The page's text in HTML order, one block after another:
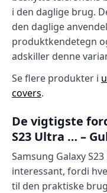
i den daglige brug.
den daglige
produktkendetegn
adskiller denne
Se flere produkter i
covers.
De vigtigste
S23 Ultra … –
Samsung Galaxy
interessant, fordi
til den praktiske